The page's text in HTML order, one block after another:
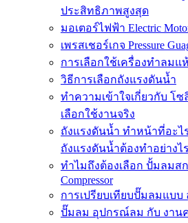
ประสิทธิภาพสูงสุด
มอเตอร์ไฟฟ้า Electric
เพรสเชอร์เกจ Pressure
การเลือกใช้เครื่องทำลมแ
วิธีการเลือกถังแรงดันน้ำ
ทำความเข้าใจเกี่ยวกับ โ
เลือกใช้งานจริง
ถังแรงดันน้ำ ทำหน้าที่อะไ
ถังแรงดันน้ำต้องทำอย่างไร
ทำไมถึงต้องเลือก ปั้มลมสก
Compressor
การเปรียบเทียบปั๊มลมแบบ
ปั๊มลม อุปกรณ์ลม กับ งาน